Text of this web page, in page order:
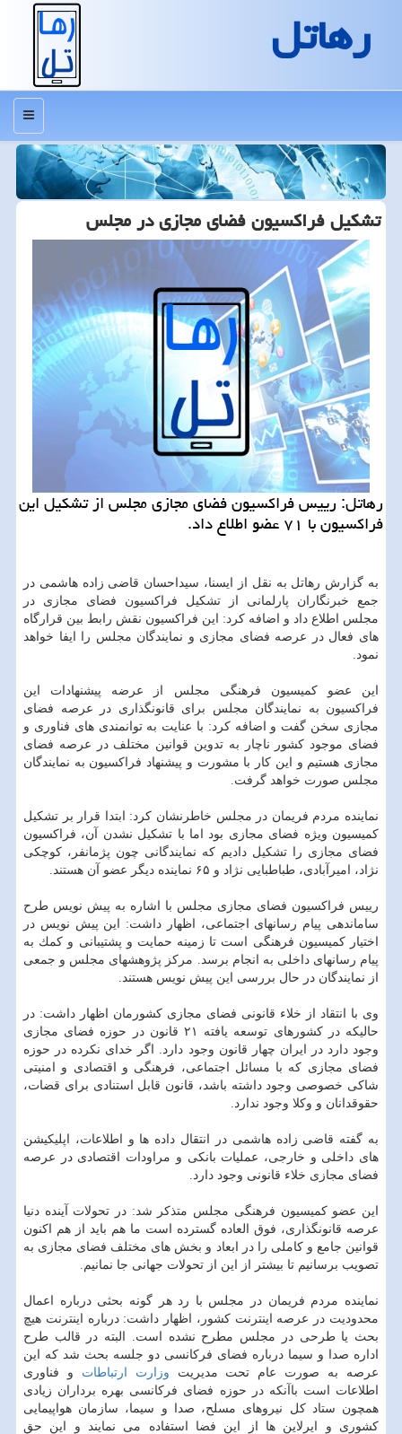
رهاتل
منو
تشكیل فراكسیون فضای مجازی در مجلس
رهاتل: رییس فراكسیون فضای مجازی مجلس از تشكیل این
فراكسیون با ۷۱ عضو اطلاع داد.
به گزارش رهاتل به نقل از ایسنا، سیداحسان قاضی زاده هاشمی در
جمع خبرنگاران پارلمانی از تشكیل فراكسیون فضای مجازی در
مجلس اطلاع داد و اضافه كرد: این فراكسیون نقش رابط بین قرارگاه
های فعال در عرصه فضای مجازی و نمایندگان مجلس را ایفا خواهد
نمود.
این عضو كمیسیون فرهنگی مجلس از عرضه پیشنهادات این
فراكسیون به نمایندگان مجلس برای قانونگذاری در عرصه فضای
مجازی سخن گفت و اضافه كرد: با عنایت به توانمندی های فناوری و
فضای موجود كشور ناچار به تدوین قوانین مختلف در عرصه فضای
مجازی هستیم و این كار با مشورت و پیشنهاد فراكسیون به نمایندگان
مجلس صورت خواهد گرفت.
نماینده مردم فریمان در مجلس خاطرنشان كرد: ابتدا قرار بر تشكیل
كمیسیون ویژه فضای مجازی بود اما با تشكیل نشدن آن، فراكسیون
فضای مجازی را تشكیل دادیم كه نمایندگانی چون پژمانفر، كوچكی
نژاد، امیرآبادی، طباطبایی نژاد و ۶۵ نماینده دیگر عضو آن هستند.
رییس فراكسیون فضای مجازی مجلس با اشاره به پیش نویس طرح
ساماندهی پیام رسانهای اجتماعی، اظهار داشت: این پیش نویس در
اختیار كمیسیون فرهنگی است تا زمینه حمایت و پشتیبانی و كمك به
پیام رسانهای داخلی به انجام برسد. مركز پژوهشهای مجلس و جمعی
از نمایندگان در حال بررسی این پیش نویس هستند.
وی با انتقاد از خلاء قانونی فضای مجازی كشورمان اظهار داشت: در
حالیكه در كشورهای توسعه یافته ۲۱ قانون در حوزه فضای مجازی
وجود دارد در ایران چهار قانون وجود دارد. اگر خدای نكرده در حوزه
فضای مجازی كه با مسائل اجتماعی، فرهنگی و اقتصادی و امنیتی
شاكی خصوصی وجود داشته باشد، قانون قابل استنادی برای قضات،
حقوقدانان و وكلا وجود ندارد.
به گفته قاضی زاده هاشمی در انتقال داده ها و اطلاعات، اپلیكیشن
های داخلی و خارجی، عملیات بانكی و مراودات اقتصادی در عرصه
فضای مجازی خلاء قانونی وجود دارد.
این عضو كمیسیون فرهنگی مجلس متذكر شد: در تحولات آینده دنیا
عرصه قانونگذاری، فوق العاده گسترده است ما هم باید از هم اكنون
قوانین جامع و كاملی را در ابعاد و بخش های مختلف فضای مجازی به
تصویب برسانیم تا بیشتر از این از تحولات جهانی جا نمانیم.
نماینده مردم فریمان در مجلس با رد هر گونه بحثی درباره اعمال
محدودیت در عرصه اینترنت كشور، اظهار داشت: درباره اینترنت هیچ
بحث یا طرحی در مجلس مطرح نشده است. البته در قالب طرح
اداره صدا و سیما درباره فضای فركانسی دو جلسه بحث شد كه این
عرصه به صورت عام تحت مدیریت وزارت ارتباطات و فناوری
اطلاعات است باآنكه در حوزه فضای فركانسی بهره برداران زیادی
همچون ستاد كل نیروهای مسلح، صدا و سیما، سازمان هواپیمایی
كشوری و ایرلاین ها از این فضا استفاده می نمایند و این حق